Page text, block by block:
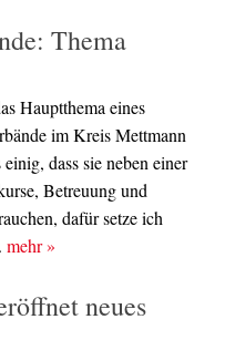
Thema
Hauptthema eines
im Kreis Mettmann
dass sie neben einer
Betreuung und
dafür setze ich
mehr»
neues